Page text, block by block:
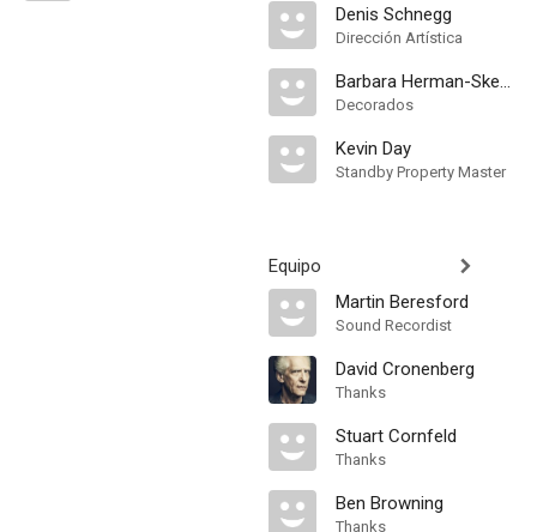
Denis Schnegg
Dirección Artística
Barbara Herman-Skelding
Decorados
Kevin Day
Standby Property Master
Equipo
Martin Beresford
Sound Recordist
David Cronenberg
Thanks
Stuart Cornfeld
Thanks
Ben Browning
Thanks